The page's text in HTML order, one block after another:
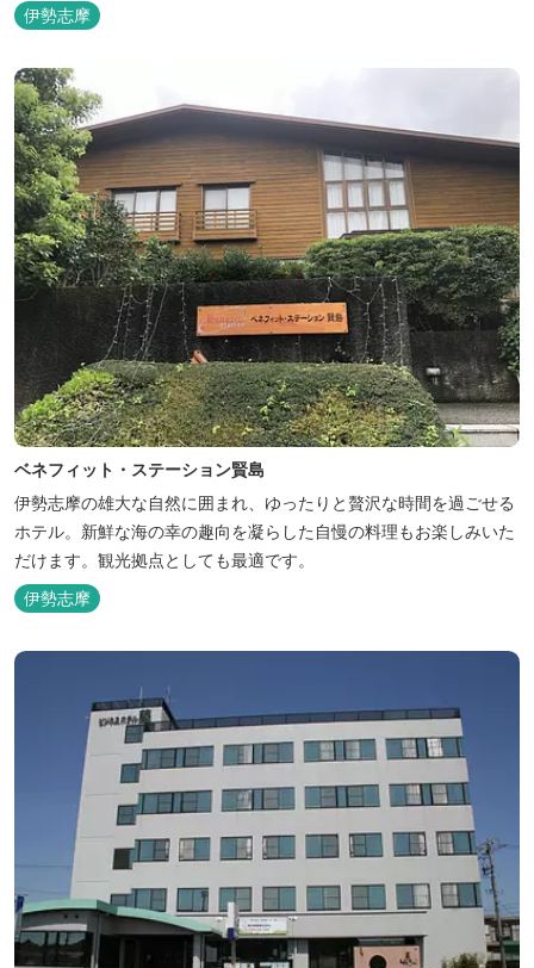
溢れる客室。 客室に一歩入れば全室海に面したオーシャンフロン
ト。 颯爽とした広いプライベートドッグランと青色に輝く英虞湾を
眺める最高のロケーション。 ▸インクルーシブサービスのお部屋
入...
伊勢志摩
ベネフィット・ステーション賢島
伊勢志摩の雄大な自然に囲まれ、ゆったりと贅沢な時間を過ごせる
ホテル。新鮮な海の幸の趣向を凝らした自慢の料理もお楽しみいた
だけます。観光拠点としても最適です。
伊勢志摩